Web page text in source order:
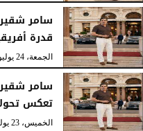
الجمعة، 24 يوليو 2026 04:45 مـ
سامر شقير:
قدرة أفريقيا
الجمعة، 24 يوليو 2026
سامر
تعكس
الخميس، 23 يوليو 2026